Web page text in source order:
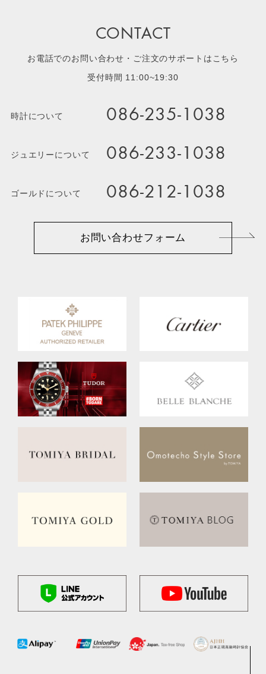
CONTACT
お電話でのお問い合わせ・ご注文のサポートはこちら
受付時間 11:00~19:30
時計について 086-235-1038
ジュエリーについて 086-233-1038
ゴールドについて 086-212-1038
お問い合わせフォーム